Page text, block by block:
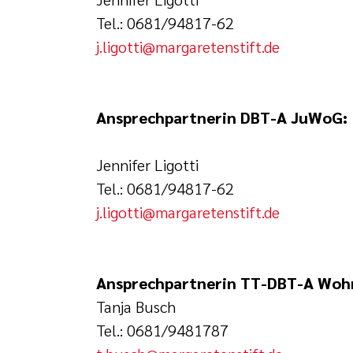
Tel.: 0681/94817-62
j.ligotti@margaretenstift.de
Ansprechpartnerin DBT-A JuWoG:
Jennifer Ligotti
Tel.: 0681/94817-62
j.ligotti@margaretenstift.de
Ansprechpartnerin TT-DBT-A
Tanja Busch
Tel.: 0681/9481787